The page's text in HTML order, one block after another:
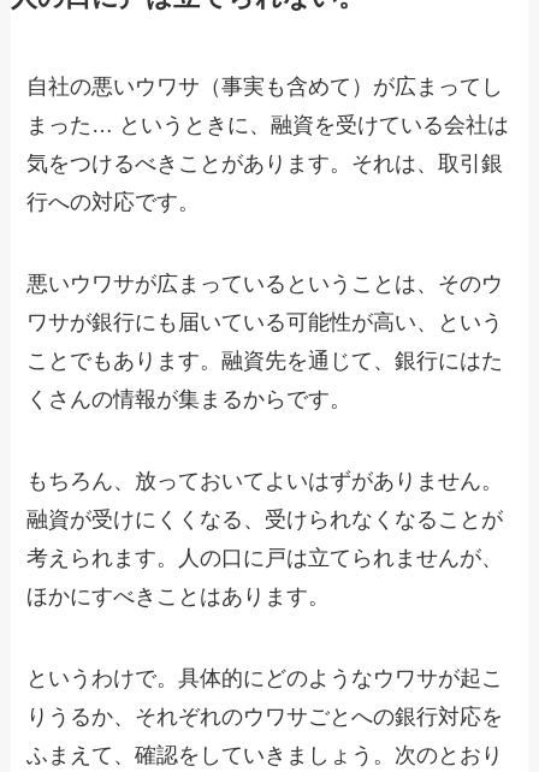
自社の悪いウワサ（事実も含めて）が広まってし
まった… というときに、融資を受けている会社は
気をつけるべきことがあります。それは、取引銀
行への対応です。
悪いウワサが広まっているということは、そのウ
ワサが銀行にも届いている可能性が高い、という
ことでもあります。融資先を通じて、銀行にはた
くさんの情報が集まるからです。
もちろん、放っておいてよいはずがありません。
融資が受けにくくなる、受けられなくなることが
考えられます。人の口に戸は立てられませんが、
ほかにすべきことはあります。
というわけで。具体的にどのようなウワサが起こ
りうるか、それぞれのウワサごとへの銀行対応を
ふまえて、確認をしていきましょう。次のとおり